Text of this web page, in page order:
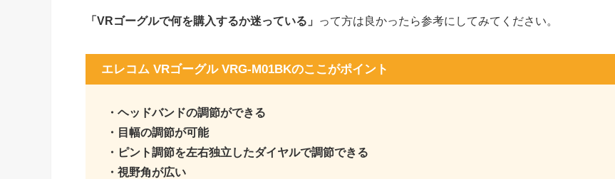
「VRゴーグルで何を購入するか迷っている」 って方は良かったら参考にしてみてください。
エレコム VRゴーグル VRG-M01BKのここがポイント
・ヘッドバンドの調節ができる
・目幅の調節が可能
・ピント調節を左右独立したダイヤルで調節できる
・視野角が広い